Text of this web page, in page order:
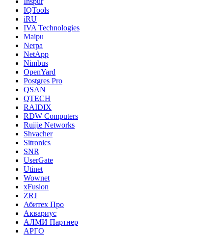
IQTools
iRU
IVA Technologies
Maipu
Nerpa
NetApp
Nimbus
OpenYard
Postgres Pro
QSAN
QTECH
RAIDIX
RDW Computers
Ruijie Networks
Shvacher
Sitronics
SNR
UserGate
Utinet
Wownet
xFusion
ZRJ
Абитех Про
Аквариус
АЛМИ Партнер
АРГО